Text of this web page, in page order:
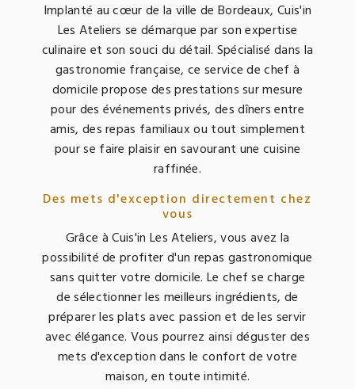
Implanté au cœur de la ville de Bordeaux, Cuis'in
Les Ateliers se démarque par son expertise
culinaire et son souci du détail. Spécialisé dans la
gastronomie française, ce service de chef à
domicile propose des prestations sur mesure
pour des événements privés, des dîners entre
amis, des repas familiaux ou tout simplement
pour se faire plaisir en savourant une cuisine
raffinée.
Des mets d'exception directement chez
vous
Grâce à Cuis'in Les Ateliers, vous avez la
possibilité de profiter d'un repas gastronomique
sans quitter votre domicile. Le chef se charge
de sélectionner les meilleurs ingrédients, de
préparer les plats avec passion et de les servir
avec élégance. Vous pourrez ainsi déguster des
mets d'exception dans le confort de votre
maison, en toute intimité.